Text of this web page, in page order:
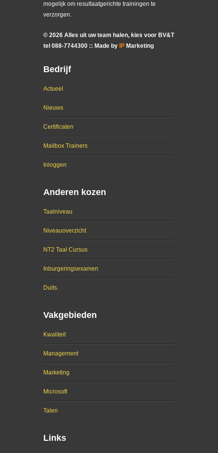
mogelijk om resultaatgerichte trainingen te
verzorgen.
© 2026 Alles uit uw team halen, kies voor BV&T
tel 088-7744300 :: Made by IP Marketing
Bedrijf
Actueel
Nieuws
Certificaten
Mailbox Trainers
Inloggen
Anderen kozen
Taalniveau
Niveauoverzicht
NT2 Taal Cursus
Inburgeringsexamen
Duits.
Vakgebieden
Kwaliteit
Management
Marketing
Microsoft
Talen
Links